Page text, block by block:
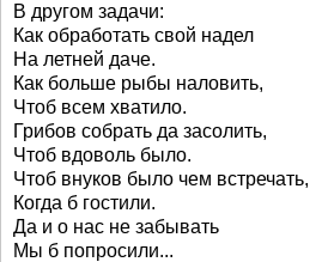
В другом задачи:
Как обработать свой надел
На летней даче.
Как больше рыбы наловить,
Чтоб всем хватило.
Грибов собрать да засолить,
Чтоб вдоволь было.
Чтоб внуков было чем встречать,
Когда б гостили.
Да и о нас не забывать
Мы б попросили...